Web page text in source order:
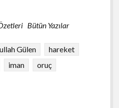
arBütün Yazılar
Gülen
hareket
iman
oruç